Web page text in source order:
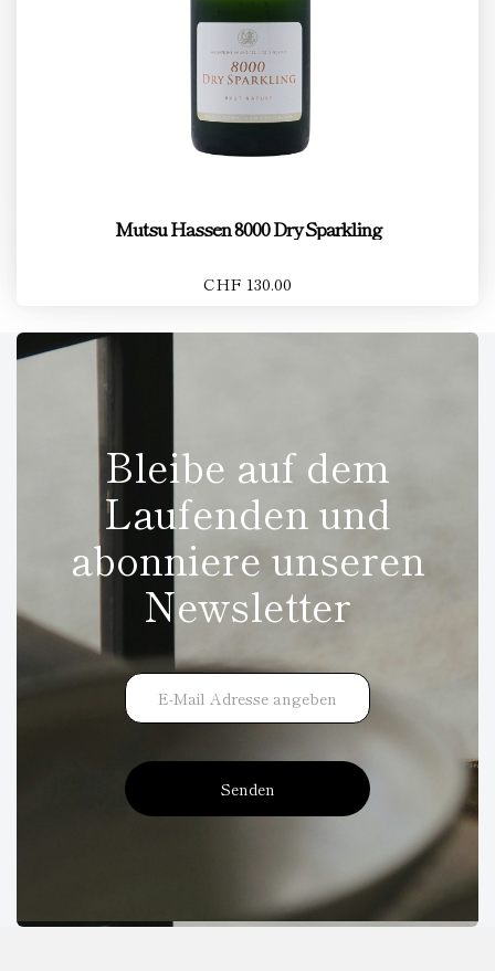
Mutsu Hassen 8000 Dry Sparkling
CHF 130.00
Bleibe auf dem
Laufenden und
abonniere unseren
Newsletter
Senden